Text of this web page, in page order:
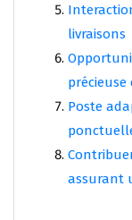
livraisons
Poste
assurant